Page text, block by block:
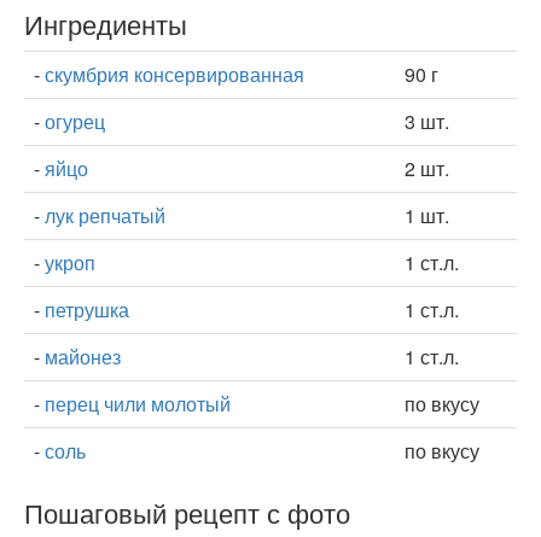
Ингредиенты
-скумбрия консервированная
90 г
-огурец
3 шт.
-яйцо
2 шт.
-лук репчатый
1 шт.
-укроп
1 ст.л.
- петрушка
1 ст.л.
- майонез
1 ст.л.
- перец чили молотый
по вкусу
-соль по вкусу
Пошаговый рецепт с фото